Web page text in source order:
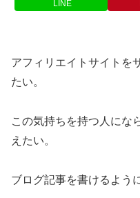
LINE
アフィリエイトサイトを
たい。
この気持ちを持つ人にな
えたい。
ブログ記事を書けるよう